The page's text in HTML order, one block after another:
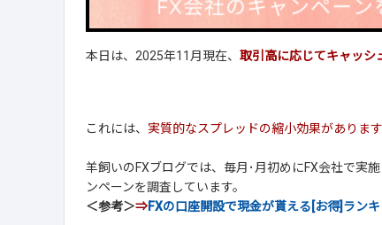
本日は、2025年11月現在、 取引高に応じてキャッシ
これには、 実質的なスプレッドの縮小効果があります
羊飼いのFXブログでは、毎月･月初めにFX会社で実
ンペーンを調査しています。
＜参考＞⇒FXの口座開設で現金が貰える[お得]ラン